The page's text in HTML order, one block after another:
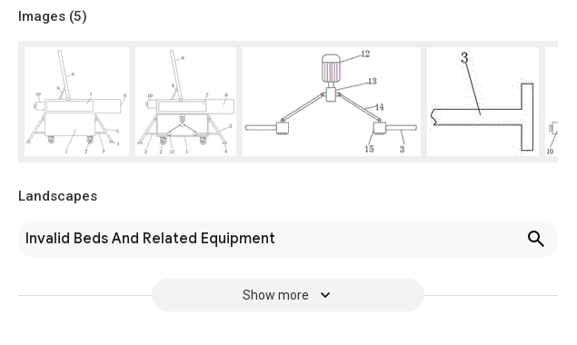
Images (5)
Landscapes
Invalid Beds And Related Equipment
Show more